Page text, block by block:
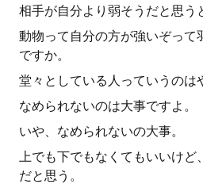
相手が自分より弱そうだと思う
動物って自分の方が強いぞって
ですか。
堂々としている人っていうのは
なめられないのは大事ですよ。
いや、なめられないの大事。
上でも下でもなくてもいいけど
だと思う。